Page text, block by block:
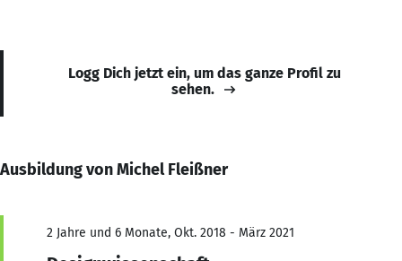
Logg Dich jetzt ein, um das ganze Profil zu
sehen.
Ausbildung von Michel Fleißner
2 Jahre und 6 Monate, Okt. 2018 - März 2021